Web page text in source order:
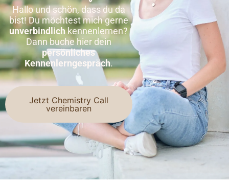
Hallo und schön, dass du da
bist! Du möchtest mich gerne
unverbindlichkennenlernen?
Dann buche hier dein
persönliches
Kennenlerngespräch.
Jetzt Chemistry Call
vereinbaren